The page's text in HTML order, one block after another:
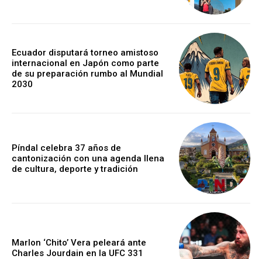
Ecuador disputará torneo amistoso
internacional en Japón como parte
de su preparación rumbo al Mundial
2030
Píndal celebra 37 años de
cantonización con una agenda llena
de cultura, deporte y tradición
Marlon ‘Chito’ Vera peleará ante
Charles Jourdain en la UFC 331